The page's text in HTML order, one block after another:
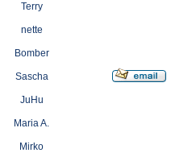
Terry
nette
Bomber
Sascha
JuHu
Maria A.
Mirko